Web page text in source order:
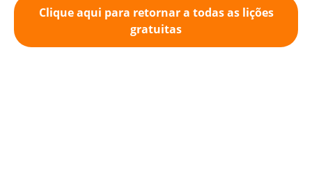
Clique aqui para retornar a todas as lições
gratuitas